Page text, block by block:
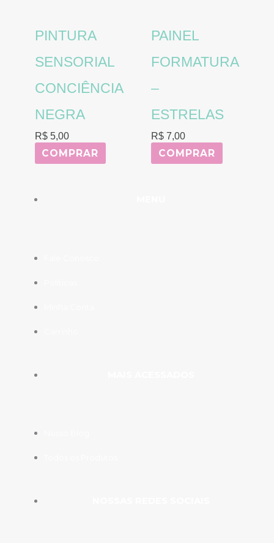
PINTURA
SENSORIAL
CONCIÊNCIA
NEGRA
R$5,00
COMPRAR
PAINEL
FORMATURA
–
ESTRELAS
R$ 7,00
COMPRAR